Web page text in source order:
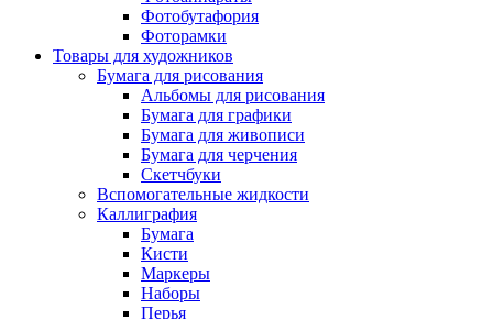
Фотобутафория
Фоторамки
Товары для художников
Бумага для рисования
Альбомы для рисования
Бумага для графики
Бумага для живописи
Бумага для черчения
Скетчбуки
Вспомогательные жидкости
Каллиграфия
Бумага
Кисти
Маркеры
Наборы
Перья